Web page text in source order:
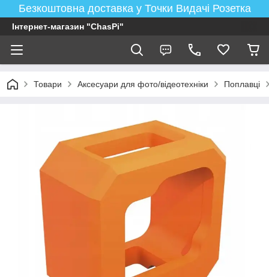
Безкоштовна доставка у Точки Видачі Розетка
Інтернет-магазин "ChasPi"
Товари Аксесуари для фото/відеотехніки Поплавці